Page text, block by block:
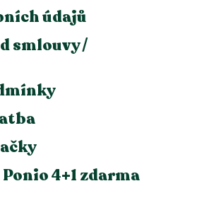
údajů
smlouvy /
4+1 zdarma